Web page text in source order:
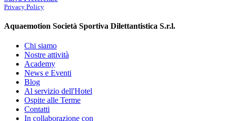
modificare la scelta in qualsiasi momento recandosi alla nostra
pagina
cookie policy
Tecnici
web abilitando le funzioni di base come, ad esmpio, la
navigazione della pagina e l'accesso alle aree protette del sito.
Aquaemotion.org,
memorizzare le scelte sul tipo di cookie accettato dall'utente
utilizzatore (es. GoogleAnalytics, plugin facebook ..etc);
Il sito web, come previsto dal nuovo regolamento europeo
Privacy Policy
Aquaemotion Società Sportiva Dilettantistica S.r.l.
Chi siamo
Nostre attività
Academy
News e Eventi
Blog
Al servizio dell'Hotel
Ospite alle Terme
Contatti
In collaborazione con